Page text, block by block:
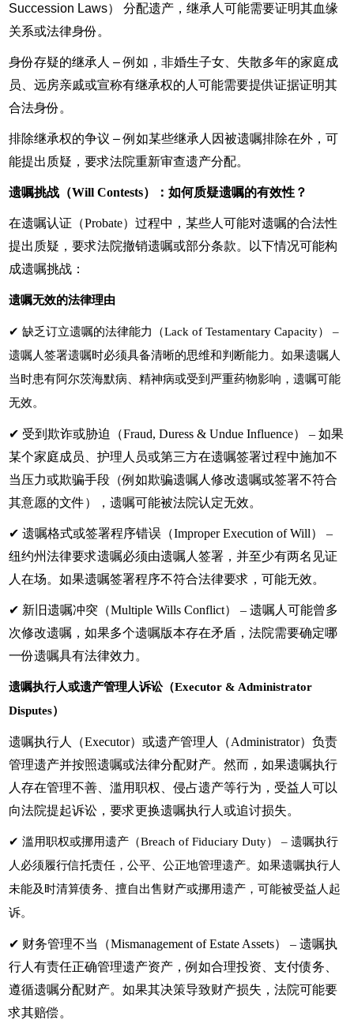
Succession Laws） 分配遗产，继承人可能需要证明其血缘
关系或法律身份。
身份存疑的继承人 – 例如，非婚生子女、失散多年的家庭成
员、远房亲戚或宣称有继承权的人可能需要提供证据证明其
合法身份。
排除继承权的争议 – 例如某些继承人因被遗嘱排除在外，可
能提出质疑，要求法院重新审查遗产分配。
遗嘱挑战（Will Contests）：如何质疑遗嘱的有效性？
在遗嘱认证（Probate）过程中，某些人可能对遗嘱的合法性
提出质疑，要求法院撤销遗嘱或部分条款。以下情况可能构
成遗嘱挑战：
遗嘱无效的法律理由
✔ 缺乏订立遗嘱的法律能力（Lack of Testamentary Capacity） –
遗嘱人签署遗嘱时必须具备清晰的思维和判断能力。如果遗嘱人
当时患有阿尔茨海默病、精神病或受到严重药物影响，遗嘱可能
无效。
✔ 受到欺诈或胁迫（Fraud, Duress & Undue Influence） – 如果
某个家庭成员、护理人员或第三方在遗嘱签署过程中施加不
当压力或欺骗手段（例如欺骗遗嘱人修改遗嘱或签署不符合
其意愿的文件），遗嘱可能被法院认定无效。
✔ 遗嘱格式或签署程序错误（Improper Execution of Will） –
纽约州法律要求遗嘱必须由遗嘱人签署，并至少有两名见证
人在场。如果遗嘱签署程序不符合法律要求，可能无效。
✔ 新旧遗嘱冲突（Multiple Wills Conflict） – 遗嘱人可能曾多
次修改遗嘱，如果多个遗嘱版本存在矛盾，法院需要确定哪
一份遗嘱具有法律效力。
遗嘱执行人或遗产管理人诉讼（Executor & Administrator
Disputes）
遗嘱执行人（Executor）或遗产管理人（Administrator）负责
管理遗产并按照遗嘱或法律分配财产。然而，如果遗嘱执行
人存在管理不善、滥用职权、侵占遗产等行为，受益人可以
向法院提起诉讼，要求更换遗嘱执行人或追讨损失。
✔滥用职权或挪用遗产（Breach of Fiduciary Duty） – 遗嘱执行
人必须履行信托责任，公平、公正地管理遗产。如果遗嘱执行人
未能及时清算债务、擅自出售财产或挪用遗产，可能被受益人起
诉。
✔ 财务管理不当（Mismanagement of Estate Assets） – 遗嘱执
行人有责任正确管理遗产资产，例如合理投资、支付债务、
遵循遗嘱分配财产。如果其决策导致财产损失，法院可能要
求其赔偿。